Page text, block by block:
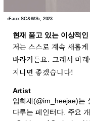
‹Faux SC&WS›, 2023
현재 품고 있는 이상적
저는 스스로 계속 새롭
바라거든요. 그래서 미
지니면 좋겠습니다!
Artist
임희재(@im_heejae)는
다루는 페인터다. 주요